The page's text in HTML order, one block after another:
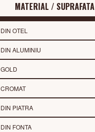
MATERIAL / SUPRAFATA
OTEL
ALUMINIU
PIATRA
FONTA